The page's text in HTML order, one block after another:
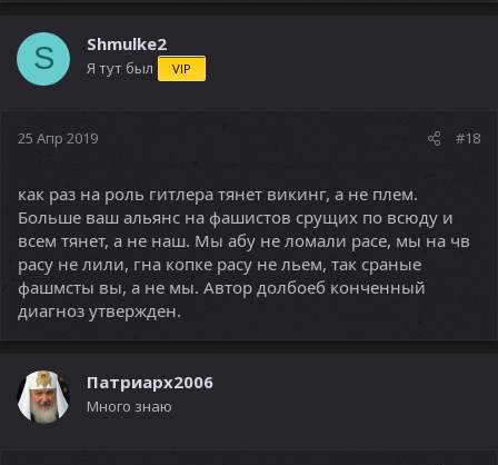
S Shmulke2
Я тут был VIP
25 Апр 2019 #18
как раз на роль гитлера тянет викинг, а не плем.
Больше ваш альянс на фашистов срущих по всюду и
всем тянет, а не наш. Мы абу не ломали расе, мы на чв
расу не лили, гна копке расу не льем, так сраные
фашмсты вы, а не мы. Автор долбоеб конченный
диагноз утвержден.
Патриарх2006
Много знаю